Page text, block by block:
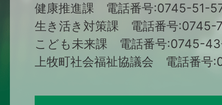
健康推進課 電話番号:0745-51-
生き活き対策課 電話番号:0745-
こども未来課 電話番号:0745-
上牧町社会福祉協議会 電話番